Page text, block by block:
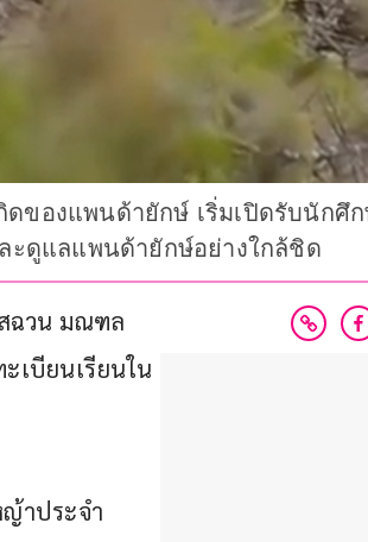
องแพนด้ายักษ์ เริ่มเปิดรับนักศึก
ะดูแลแพนด้ายักษ์อย่างใกล้ชิด
ฉวน มณฑล
เบียนเรียนใน
าประจํา